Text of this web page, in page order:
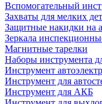
Вспомогательный
Захваты для мелких
Защитные накидки на
Зеркала
Магнитные тарелки
Наборы инструмента
Инструмент
Инструмент для
Инструмент для АКБ